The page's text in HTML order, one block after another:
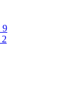
9
2